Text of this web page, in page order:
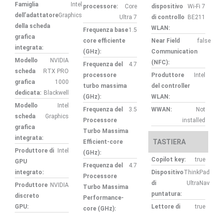
Famiglia
dell’adattatore
della scheda
grafica
integrata:
Intel
Graphics
Modello
scheda
grafica
dedicata:
NVIDIA
RTX PRO
1000
Blackwell
Modello
scheda
grafica
integrata:
Intel
Graphics
Produttore di
GPU
integrato:
Intel
Produttore
discreto
GPU:
NVIDIA
processore:
Core
Ultra 7
Frequenza base
core efficiente
(GHz):
1.5
Frequenza del
processore
turbo massima
(GHz):
4.7
Frequenza del
Processore
Turbo Massima
Efficient-core
(GHz):
3.5
Frequenza del
Processore
Turbo Massima
Performance-
core (GHz):
4.7
dispositivo
di controllo
WLAN:
Wi-Fi 7
BE211
Near Field
Communication
(NFC):
false
Produttore
del controller
WLAN:
Intel
WWAN:
Not
installed
TASTIERA
Copilot key:
true
Dispositivo
di
puntatura:
ThinkPad
UltraNav
Lettore di
true